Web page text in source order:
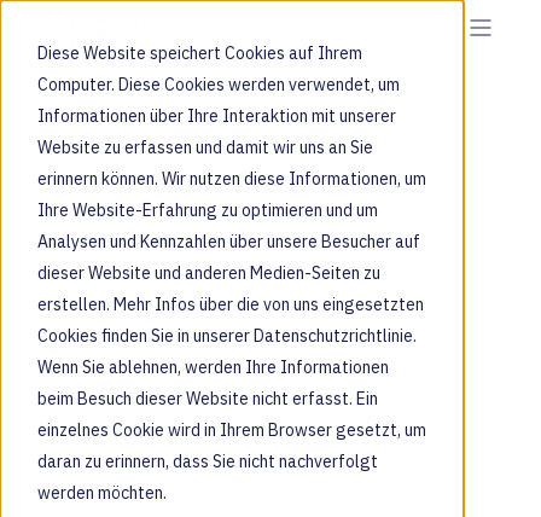
Diese Website speichert Cookies auf Ihrem
Computer. Diese Cookies werden verwendet, um
Informationen über Ihre Interaktion mit unserer
Website zu erfassen und damit wir uns an Sie
erinnern können. Wir nutzen diese Informationen, um
Ihre Website-Erfahrung zu optimieren und um
Analysen und Kennzahlen über unsere Besucher auf
dieser Website und anderen Medien-Seiten zu
erstellen. Mehr Infos über die von uns eingesetzten
Cookies finden Sie in unserer Datenschutzrichtlinie.
Wenn Sie ablehnen, werden Ihre Informationen
beim Besuch dieser Website nicht erfasst. Ein
einzelnes Cookie wird in Ihrem Browser gesetzt, um
daran zu erinnern, dass Sie nicht nachverfolgt
werden möchten.
Impressum
Allgemeine Informationspflicht
Herausgeber
WHATEVER.WORKS GmbH
Heinrich-von-Stephan-Str. 13, 79100
Freiburg
E-Mail: hallo@whatever.works
Geschäftsführende: Dr. Kristine Johari,